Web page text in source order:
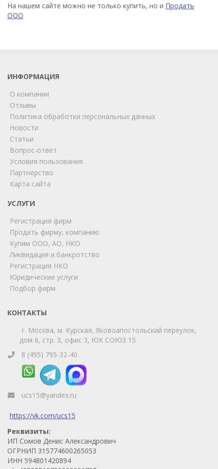
На нашем сайте можно не только купить, но и Продать
ООО
ИНФОРМАЦИЯ
О компании
Отзывы
Политика обработки персональных данных
Новости
Статьи
Вопрос-ответ
Условия пользования
Партнерство
Карта сайта
УСЛУГИ
Регистрация фирм
Продать фирму, компанию
Купим ООО, АО, НКО
Ликвидация и банкротство
Регистрация НКО
Юридические услуги
Подбор фирм
КОНТАКТЫ
г. Москва, м. Курская, Яковоапостольский переулок,
дом 6, стр. 3, офис 3, ЮК СОЮЗ 15
8 (495) 795-32-40
ucs15@yandex.ru
https://vk.com/ucs15
Реквизиты:
ИП Сомов Денис Александрович
ОГРНИП 315774600265053
ИНН 594801420894
Мы на связи!
Позвоните нам или свяжитесь с нами через любой
удобный мессенджер!
Telegram
Телефон